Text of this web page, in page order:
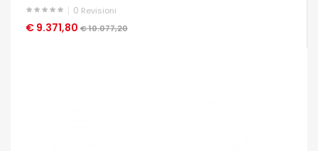
0 Revisioni
€ 9.371,80 € 10.077,20
OCCHIATA VELOCE